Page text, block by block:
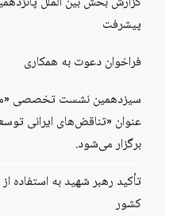
پیشرفت
فراخوان دعوت به همکاری
سیزدهمین نشست تخصصی
عنوان «تناقض‌های ایرانی
برگزار می‌شود.
تأکید رهبر شهید به استفاده
کشور